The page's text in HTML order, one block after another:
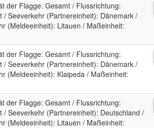
der Flagge: Gesamt / Flussrichtung:
/ Seeverkehr (Partnereinheit): Dänemark /
(Meldeeinheit): Litauen / Maßeinheit:
der Flagge: Gesamt / Flussrichtung:
/ Seeverkehr (Partnereinheit): Dänemark /
(Meldeeinheit): Klaipeda / Maßeinheit:
der Flagge: Gesamt / Flussrichtung:
/ Seeverkehr (Partnereinheit): Deutschland /
(Meldeeinheit): Litauen / Maßeinheit: